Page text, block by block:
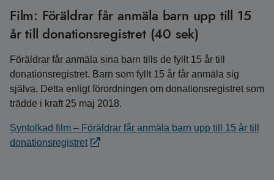
Film: Föräldrar får anmäla barn upp till 15
år till donationsregistret (40 sek)
Föräldrar får anmäla sina barn tills de fyllt 15 år till
donationsregistret. Barn som fyllt 15 år får anmäla sig
själva. Detta enligt förordningen om donationsregistret som
trädde i kraft 25 maj 2018.
Syntolkad film – Föräldrar får anmäla barn upp till 15 år till
donationsregistret